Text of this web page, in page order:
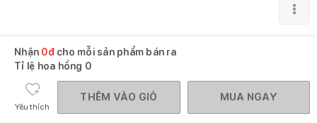
Nhận 0đcho mỗi sản phẩm bán ra
Tỉ lệ hoa hồng 0
Yêu thích
THÊM VÀO GIỎ MUA NGAY